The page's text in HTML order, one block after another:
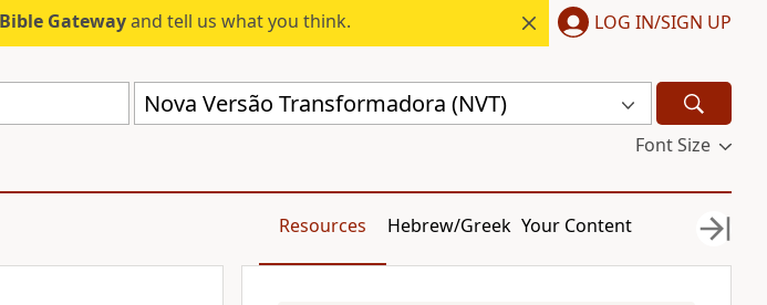
Gatewayand tell us what you think. LOG IN/SIGN UP
Nova Versão Transformadora (NVT)
Font Size
Resources Hebrew/Greek Your Content